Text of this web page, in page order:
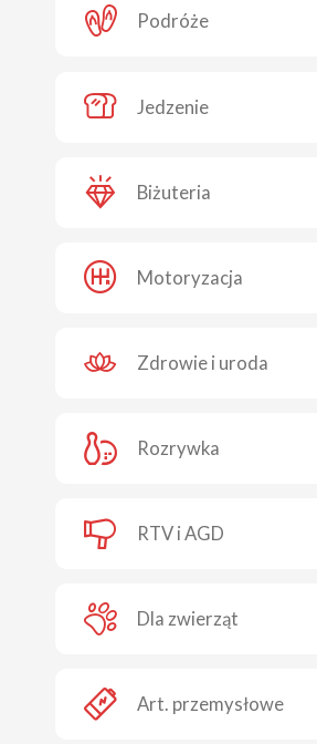
Podróże
Jedzenie
Biżuteria
Motoryzacja
Zdrowie i uroda
Rozrywka
RTV i AGD
Dla zwierząt
Art. przemysłowe